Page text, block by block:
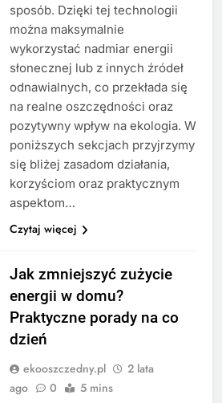
sposób. Dzięki tej technologii
można maksymalnie
wykorzystać nadmiar energii
słonecznej lub z innych źródeł
odnawialnych, co przekłada się
na realne oszczędności oraz
pozytywny wpływ na ekologia. W
poniższych sekcjach przyjrzymy
się bliżej zasadom działania,
korzyściom oraz praktycznym
aspektom…
Czytaj więcej
Jak zmniejszyć zużycie
energii w domu?
Praktyczne porady na co
dzień
ekooszczedny.pl
2 lata
ago
0 5 mins